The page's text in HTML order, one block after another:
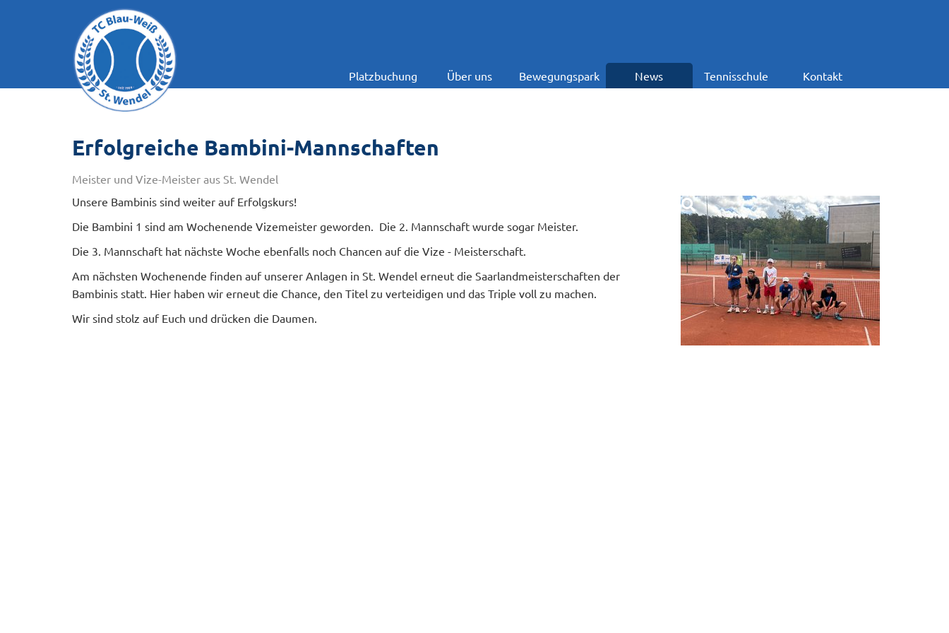
Erfolgreiche Bambini-Mannschaften
Meister und Vize-Meister aus St. Wendel
Unsere Bambinis sind weiter auf Erfolgskurs!
Die Bambini 1 sind am Wochenende Vizemeister geworden. Die 2. Mannschaft wurde sogar Meister.
Die 3. Mannschaft hat nächste Woche ebenfalls noch Chancen auf die Vize - Meisterschaft.
Am nächsten Wochenende finden auf unserer Anlagen in St. Wendel erneut die Saarlandmeisterschaften der
Bambinis statt. Hier haben wir erneut die Chance, den Titel zu verteidigen und das Triple voll zu machen.
Wir sind stolz auf Euch und drücken die Daumen.
Platzbuchung Über uns Bewegungspark News Tennisschule Kontakt